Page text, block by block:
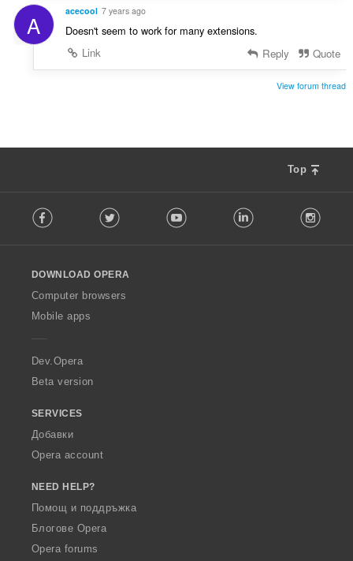
A acecool 7 years ago
Doesn't seem to work for many extensions.
Link
Reply Quote
View forum thread
Top
o
w
O
p
a
Facebook Twitter Youtube LinkedIn
DOWNLOAD OPERA
Computer browsers
Mobile apps
Dev.Opera
Beta version
SERVICES
Добавки
Opera account
NEED HELP?
Помощ и поддръжка
Блогове Opera
Opera forums